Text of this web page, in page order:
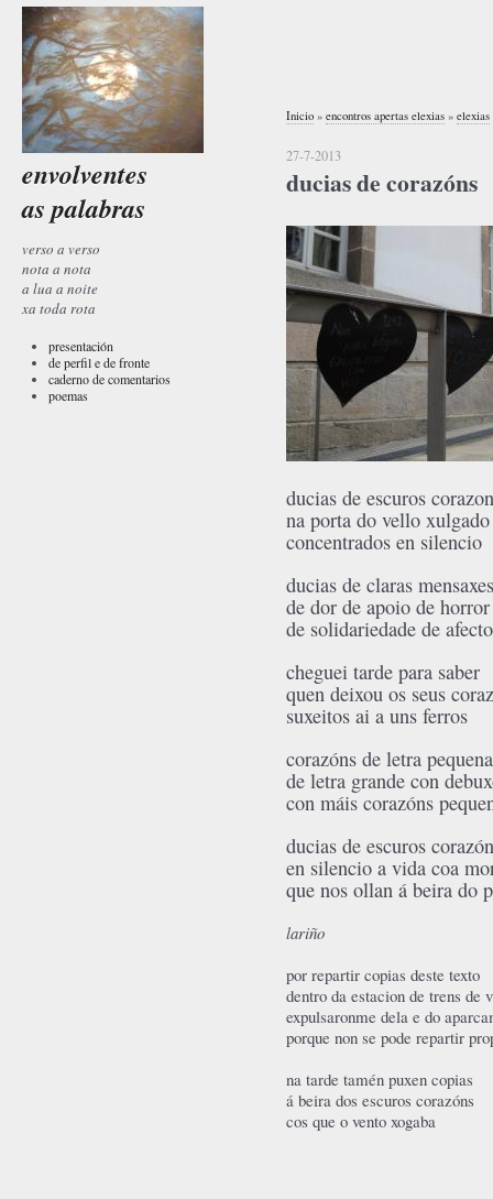
envolventes
as palabras
verso a verso
nota a nota
a lua a noite
xa toda rota
presentación
de perfil e de fronte
caderno de comentarios
poemas
Inicio » encontros apertas elexias » elexias
27-7-2013
ducias de corazóns
ducias de escuros
na porta do vello xulgado
concentrados en silencio
ducias de claras mensaxes
de dor de apoio de horror
de solidariedade de
cheguei tarde para saber
quen deixou os seus
suxeitos ai a uns ferros
corazóns de letra pequena
de letra grande con
con máis corazóns
ducias de escuros
en silencio a vida coa
que nos ollan á beira do
lariño
por repartir copias deste texto
dentro da estacion de trens de
expulsaronme dela e do
porque non se pode repartir
na tarde tamén puxen copias
á beira dos escuros corazóns
cos que o vento xogaba